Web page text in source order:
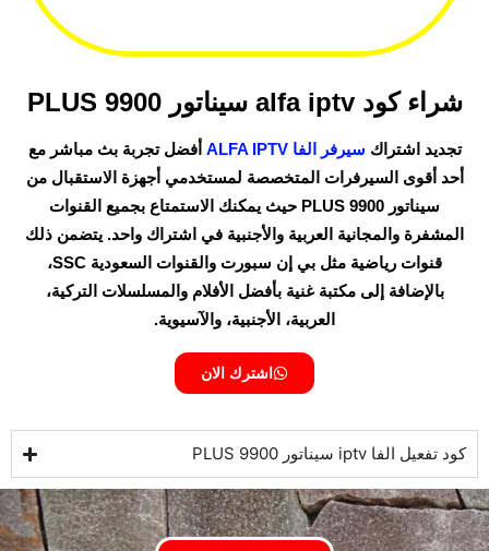
شراء كود alfa iptv سيناتور 9900 PLUS
تجديد اشتراك سيرفر الفا ALFA IPTV
أفضل تجربة بث مباشر مع
أحد أقوى السيرفرات المتخصصة لمستخدمي أجهزة الاستقبال من
سيناتور 9900 PLUS حيث يمكنك الاستمتاع بجميع القنوات
المشفرة والمجانية العربية والأجنبية في اشتراك واحد. يتضمن ذلك
قنوات رياضية مثل بي إن سبورت والقنوات السعودية SSC،
بالإضافة إلى مكتبة غنية بأفضل الأفلام والمسلسلات التركية،
العربية، الأجنبية، والآسيوية.
اشترك الان
كود تفعيل الفا iptv سيناتور 9900 PLUS